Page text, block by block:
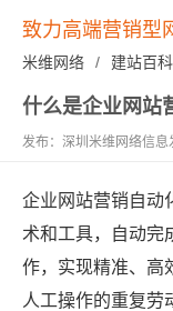
致力高端营销型
米维网络 / 建站百科
什么是企业网站
发布：深圳米维网络信息
企业网站营销自动
术和工具，自动完
作，实现精准、高
人工操作的重复劳